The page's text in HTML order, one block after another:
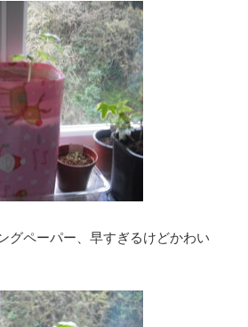
グペーパー、早すぎるけどかわい